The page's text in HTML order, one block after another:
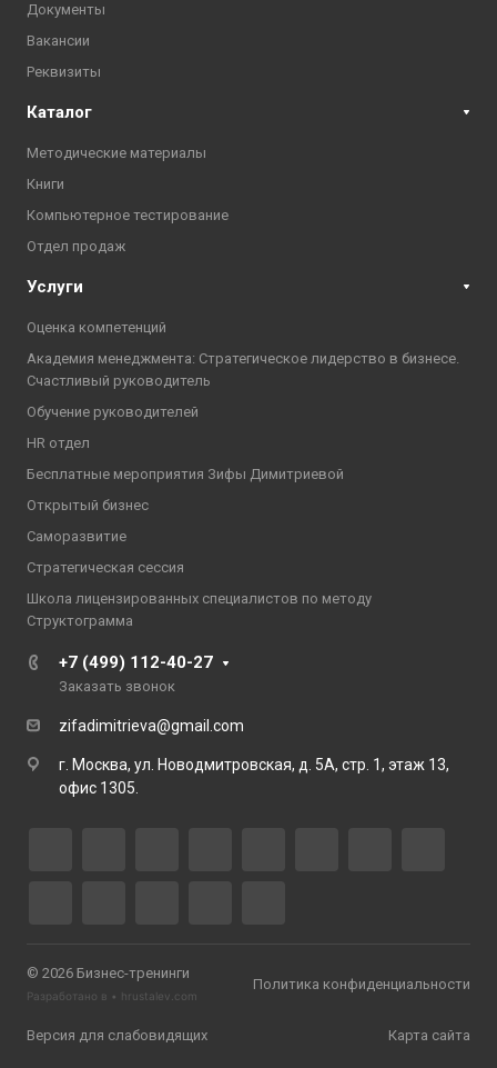
Документы
Вакансии
Реквизиты
Каталог
Методические материалы
Книги
Компьютерное тестирование
Отдел продаж
Услуги
Оценка компетенций
Академия менеджмента: Стратегическое лидерство в бизнесе.
Счастливый руководитель
Обучение руководителей
HR отдел
Бесплатные мероприятия Зифы Димитриевой
Открытый бизнес
Саморазвитие
Стратегическая сессия
Школа лицензированных специалистов по методу
Структограмма
+7 (499) 112-40-27
Заказать звонок
zifadimitrieva@gmail.com
г. Москва, ул. Новодмитровская, д. 5А, стр. 1, этаж 13,
офис 1305.
© 2026 Бизнес-тренинги
Разработано в • hrustalev.com
Политика конфиденциальности
Версия для слабовидящих Карта сайта